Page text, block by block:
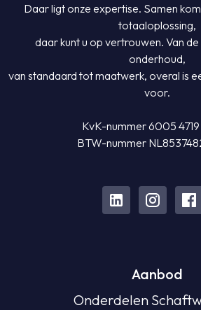
Daar ligt onze expertise. Samen
totaaloplossing,
daar kunt u op vertrouwen. Van
onderhoud,
van standaard tot maatwerk, overal is
voor.
KvK-nummer 6005
BTW-nummer
Aanbod
Onderdelen